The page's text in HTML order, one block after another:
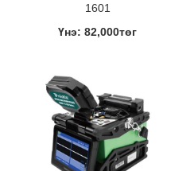
1601
Үнэ: 82,000төг